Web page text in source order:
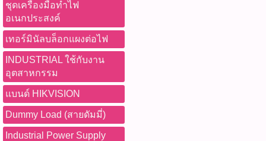
ชุดเครื่องมือทำไฟ
อเนกประสงค์
เทอร์มินัลบล็อกแผงต่อไฟ
INDUSTRIAL ใช้กับงาน
อุตสาหกรรม
แบนด์ HIKVISION
Dummy Load (สายดัมมี่)
Industrial Power Supply